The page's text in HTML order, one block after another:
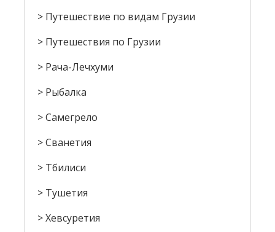
Путешествие по видам Грузии
Путешествия по Грузии
Рача-Лечхуми
Рыбалка
Самегрело
Сванетия
Тбилиси
Тушетия
Хевсуретия